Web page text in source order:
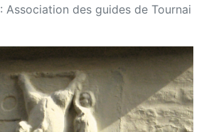
: Association des guides de Tournai